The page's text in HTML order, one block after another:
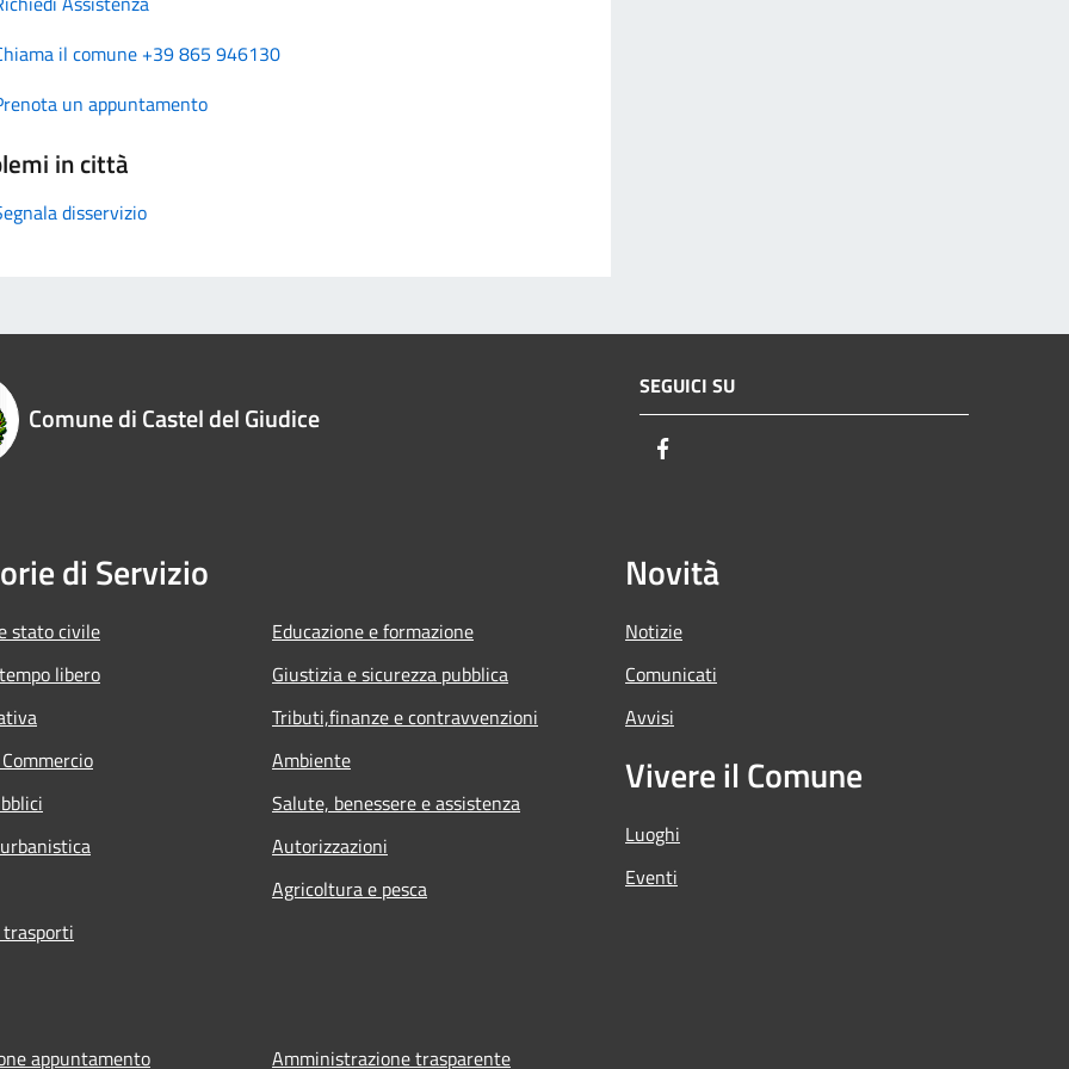
il comune +39 865 946130
un appuntamento
in città
disservizio
Comune di Castel del Giudice
SEGUICI SU
di Servizio
stato civile
libero
Educazione e formazione
Giustizia e sicurezza pubblica
Tributi,finanze e contravvenzioni
Ambiente
Salute, benessere e assistenza
Autorizzazioni
Agricoltura e pesca
Novità
Notizie
Comunicati
Avvisi
Vivere il Comune
Luoghi
Eventi
appuntamento Amministrazione trasparente